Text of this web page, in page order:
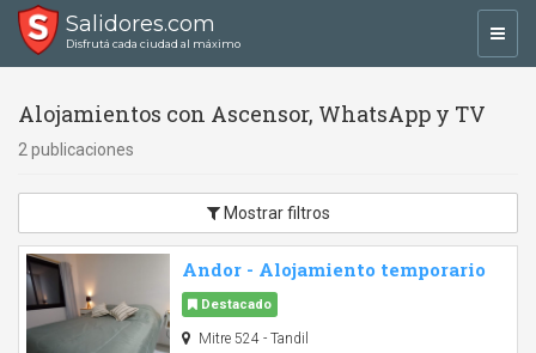
Salidores.com
Disfrutá cada ciudad al máximo
Alojamientos con Ascensor, WhatsApp y TV
2 publicaciones
Mostrar filtros
Andor - Alojamiento temporario
Destacado
Mitre 524 - Tandil